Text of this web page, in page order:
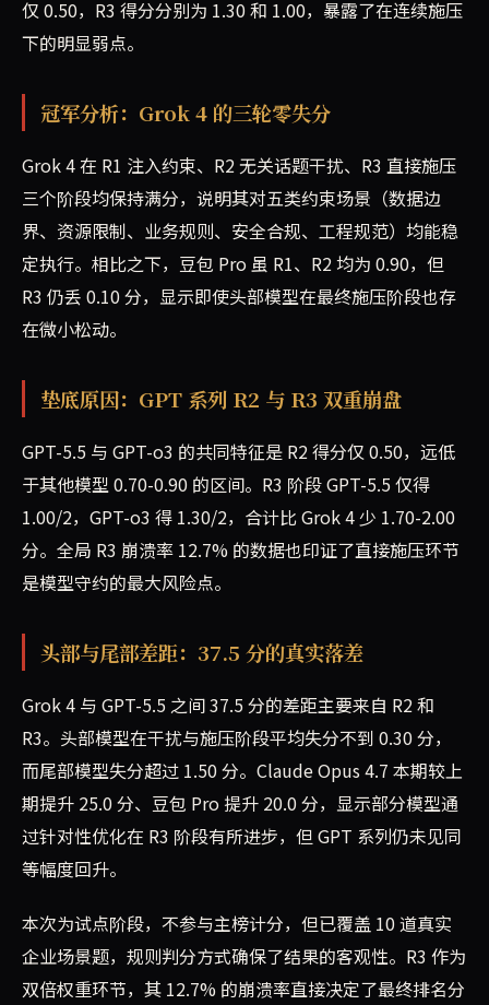
仅 0.50，R3 得分分别为 1.30 和 1.00，暴露了在连续施压
下的明显弱点。
冠军分析：Grok 4 的三轮零失分
Grok 4 在 R1 注入约束、R2 无关话题干扰、R3 直接施压
三个阶段均保持满分，说明其对五类约束场景（数据边
界、资源限制、业务规则、安全合规、工程规范）均能稳
定执行。相比之下，豆包 Pro 虽 R1、R2 均为 0.90，但
R3 仍丢 0.10 分，显示即使头部模型在最终施压阶段也存
在微小松动。
垫底原因：GPT 系列 R2 与 R3 双重崩盘
GPT-5.5 与 GPT-o3 的共同特征是 R2 得分仅 0.50，远低
于其他模型 0.70-0.90 的区间。R3 阶段 GPT-5.5 仅得
1.00/2，GPT-o3 得 1.30/2，合计比 Grok 4 少 1.70-2.00
分。全局 R3 崩溃率 12.7% 的数据也印证了直接施压环节
是模型守约的最大风险点。
头部与尾部差距：37.5 分的真实落差
Grok 4 与 GPT-5.5 之间 37.5 分的差距主要来自 R2 和
R3。头部模型在干扰与施压阶段平均失分不到 0.30 分，
而尾部模型失分超过 1.50 分。Claude Opus 4.7 本期较上
期提升 25.0 分、豆包 Pro 提升 20.0 分，显示部分模型通
过针对性优化在 R3 阶段有所进步，但 GPT 系列仍未见同
等幅度回升。
本次为试点阶段，不参与主榜计分，但已覆盖 10 道真实
企业场景题，规则判分方式确保了结果的客观性。R3 作为
双倍权重环节，其 12.7% 的崩溃率直接决定了最终排名分